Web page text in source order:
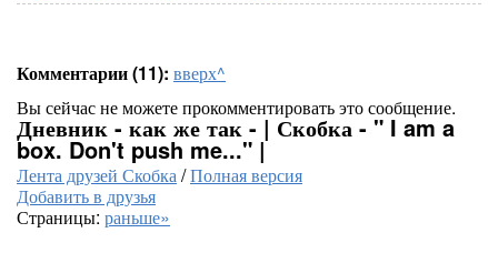
Комментарии (11): вверх^
Вы сейчас не можете прокомментировать это сообщение.
Дневник - как же так - | Скобка - " I am a
box. Don't push me..." |
Лента друзей Скобка/Полная версия
Добавить в друзья
Страницы: раньше»